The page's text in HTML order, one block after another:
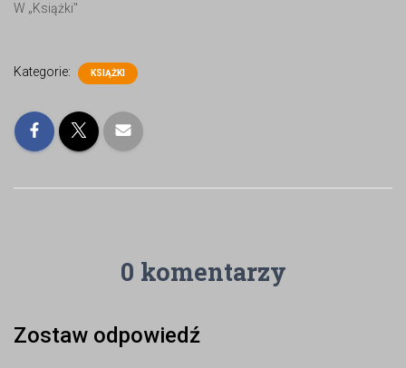
W „Książki"
Kategorie: KSIĄŻKI
0 komentarzy
Zostaw odpowiedź